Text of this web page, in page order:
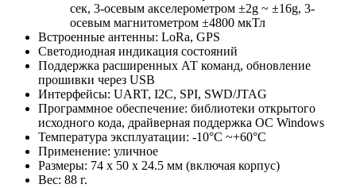
сек, 3-осевым акселерометром ±2g ~ ±16g, 3-
осевым магнитометром ±4800 мкТл
Встроенные антенны: LoRa, GPS
Светодиодная индикация состояний
Поддержка расширенных АТ команд, обновление
прошивки через USB
Интерфейсы: UART, I2C, SPI, SWD/JTAG
Программное обеспечение: библиотеки открытого
исходного кода, драйверная поддержка ОС Windows
Температура эксплуатации: -10°C ~+60°C
Применение: уличное
Размеры: 74 х 50 х 24.5 мм (включая корпус)
Вес: 88 г.